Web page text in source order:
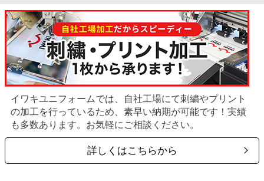
イワキユニフォームでは、自社工場にて刺繍やプリント
の加工を行っているため、素早い納期が可能です！実績
も多数あります。お気軽にご相談ください。
詳しくはこちらから